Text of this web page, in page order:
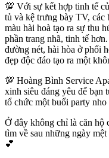
💯 Với sự kết hợp tinh tế
tủ và kệ trưng bày TV, các
màu hài hoà tạo ra sự thu
phần trang nhã, tinh tế
đường nét, hài hòa ở phối
đẹp độc đáo tạo ra một
💯 Hoàng Bình Service
xinh siêu đáng yêu để bạn
tổ chức một buổi party
Ở đây không chỉ là căn hộ
tìm về sau những ngày
💕